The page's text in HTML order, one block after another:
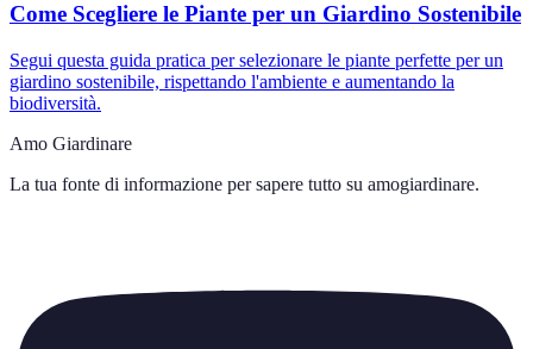
Come Scegliere le Piante per un Giardino Sostenibile
Segui questa guida pratica per selezionare le piante perfette per un
giardino sostenibile, rispettando l'ambiente e aumentando la
biodiversità.
Amo Giardinare
La tua fonte di informazione per sapere tutto su amogiardinare.